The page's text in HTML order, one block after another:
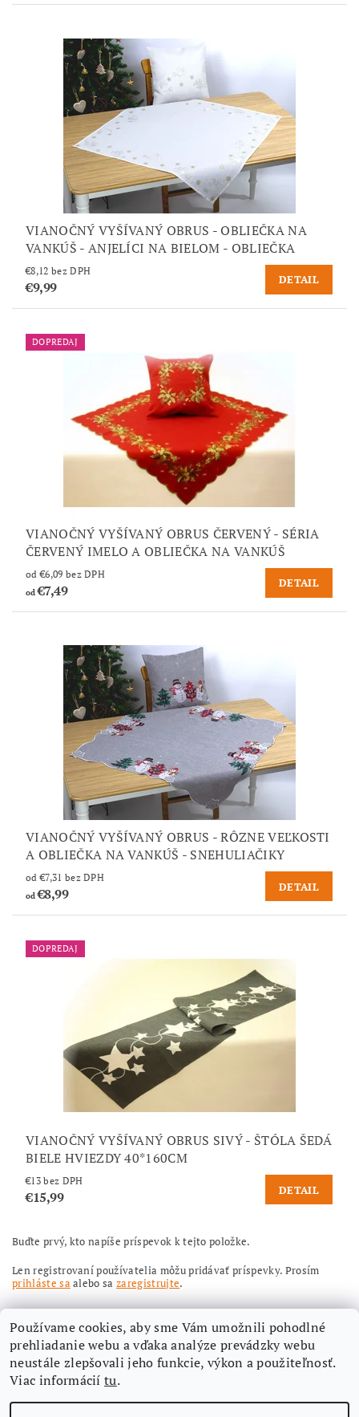
VIANOČNÝ VYŠÍVANÝ OBRUS - OBLIEČKA NA
VANKÚŠ - ANJELÍCI NA BIELOM - OBLIEČKA
€8,12 bez DPH
€9,99 DETAIL
DOPREDAJ
VIANOČNÝ VYŠÍVANÝ OBRUS ČERVENÝ - SÉRIA
ČERVENÝ IMELO A OBLIEČKA NA VANKÚŠ
od €6,09 bez DPH
od€7,49 DETAIL
VIANOČNÝ VYŠÍVANÝ OBRUS - RÔZNE VEĽKOSTI
A OBLIEČKA NA VANKÚŠ - SNEHULIAČIKY
od €7,31 bez DPH
od€8,99 DETAIL
DOPREDAJ
VIANOČNÝ VYŠÍVANÝ OBRUS SIVÝ - ŠTÓLA ŠEDÁ
BIELE HVIEZDY 40*160CM
€13 bez DPH
€15,99 DETAIL
Buďte prvý, kto napíše príspevok k tejto položke.
Len registrovaní používatelia môžu pridávať príspevky. Prosím
prihláste saalebo sazaregistrujte.
Nájdete nás aj na Facebooku
Používame cookies, aby sme Vám umožnili pohodlné
prehliadanie webu a vďaka analýze prevádzky webu
neustále zlepšovali jeho funkcie, výkon a použiteľnosť.
Viac informáciítu.